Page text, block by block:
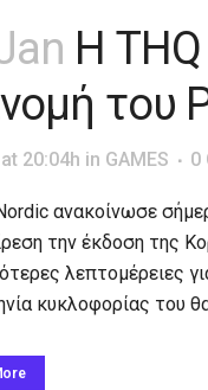
Η
του
20:04h in GAMES 0
ανακοίνωσε
την έκδοση της
λεπτομέρειες
κυκλοφορίας του